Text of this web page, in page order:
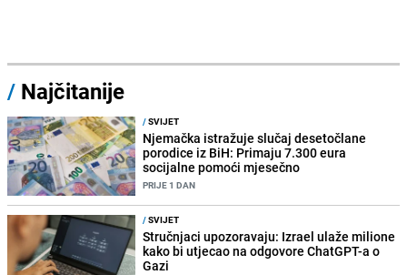
/ Najčitanije
/SVIJET
Njemačka istražuje slučaj desetočlane
porodice iz BiH: Primaju 7.300 eura
socijalne pomoći mjesečno
PRIJE 1 DAN
/SVIJET
Stručnjaci upozoravaju: Izrael ulaže milione
kako bi utjecao na odgovore ChatGPT-a o
Gazi